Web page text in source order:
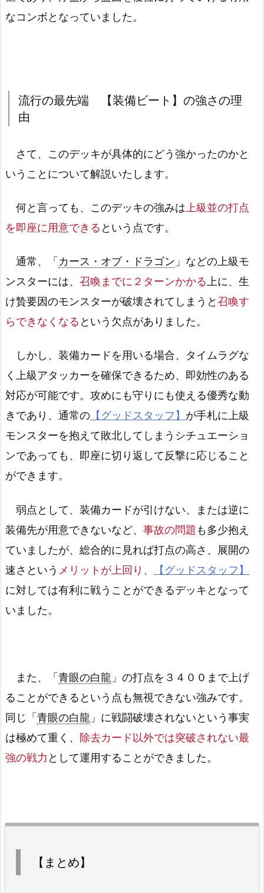
なコンボとなっていました。
流行の最先端 【装備ビート】の強さの理
由
さて、このデッキが具体的にどう強かったのかと
いうことについて解説いたします。
何と言っても、このデッキの強みは 上級並の打点
を即座に用意できる という点です。
通常、「 カース・オブ・ドラゴン 」などの上級モ
ンスターには、 召喚までに２ターンかかる上に、生
け贄要因のモンスターが破壊されてしまうと 召喚す
らできなくなる という欠点がありました。
しかし、装備カードを用いる場合、タイムラグな
く上級アタッカーを確保できるため、即効性のある
対応が可能です。攻めにも守りにも使える優秀な動
きであり、通常の 【グッドスタッフ】 が手札に上級
モンスターを抱えて敗北してしまうシチュエーショ
ンであっても、即座に切り返して反撃に応じること
ができます。
弱点として、装備カードが引けない、または逆に
装備先が用意できないなど、 事故の問題 も多少抱え
ていましたが、総合的に見れば打点の高さ、展開の
速さという メリットが上回り、
【グッドスタッフ】
に対しては有利に戦うことができるデッキとなって
いました。
また、「 青眼の白龍 」の打点を３４００まで上げ
ることができるという点も無視できない強みです。
同じ「 青眼の白龍 」に戦闘破壊されないという事実
は極めて重く、
除去カード以外では突破されない最
強の戦力 として運用することができました。
【まとめ】